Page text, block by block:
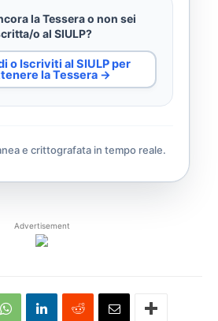
la Tessera o non sei
o al SIULP?
o Iscriviti al SIULP per
la Tessera →
e crittografata in tempo reale.
Advertisement